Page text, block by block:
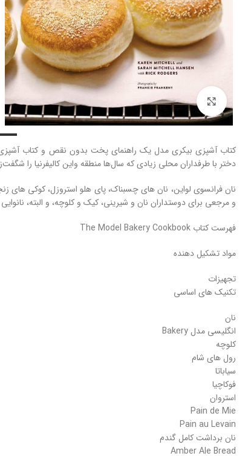
بزرگنمایی تصویر
کتاب آشپزی بیکری مدل یک راهنمای پخت بدون نقص و کتاب آشپزی
دختر با طرفداران محلی زیادی که سال‌ها منطقه واین کالیفرنیا را
نان فرانسوی لواین، نان های چسبناک، پای هلو استروزل، کوکی های
و مرجعی برای دوستداران نان و شیرینی، کیک و کلوچه، و البته،
فهرست کتاب The Model Bakery Cookbook
مواد تشکیل دهنده
تجهیزات
تکنیک های اساسی
نان
انگلیسی مدل Bakery
کلوچه
رول های شام
سیاباتا
فوکاچیا
استروان
Pain de Mie
Pain au Levain
نان برداشت کامل گندم
Amber Ale Bread